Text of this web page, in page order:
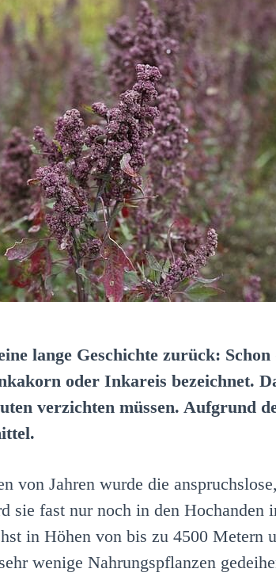
lange Geschichte zurück:
oder Inkareis bezeichnet.
verzichten müssen. Aufgrund
von Jahren wurde die
sie fast nur noch in den Hochanden
in Höhen von bis zu 4500
wenige Nahrungspflanzen